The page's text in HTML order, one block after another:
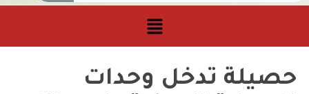
حصيلة تدخل وحدات